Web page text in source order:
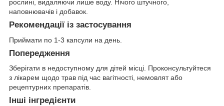
рослині, видаляючи лише воду. Нічого штучного,
наповнювачів і добавок.
Рекомендації із застосування
Приймати по 1-3 капсули на день.
Попередження
Зберігати в недоступному для дітей місці. Проконсультуйтеся
з лікарем щодо трав під час вагітності, немовлят або
рецептурних препаратів.
Інші інгредієнти